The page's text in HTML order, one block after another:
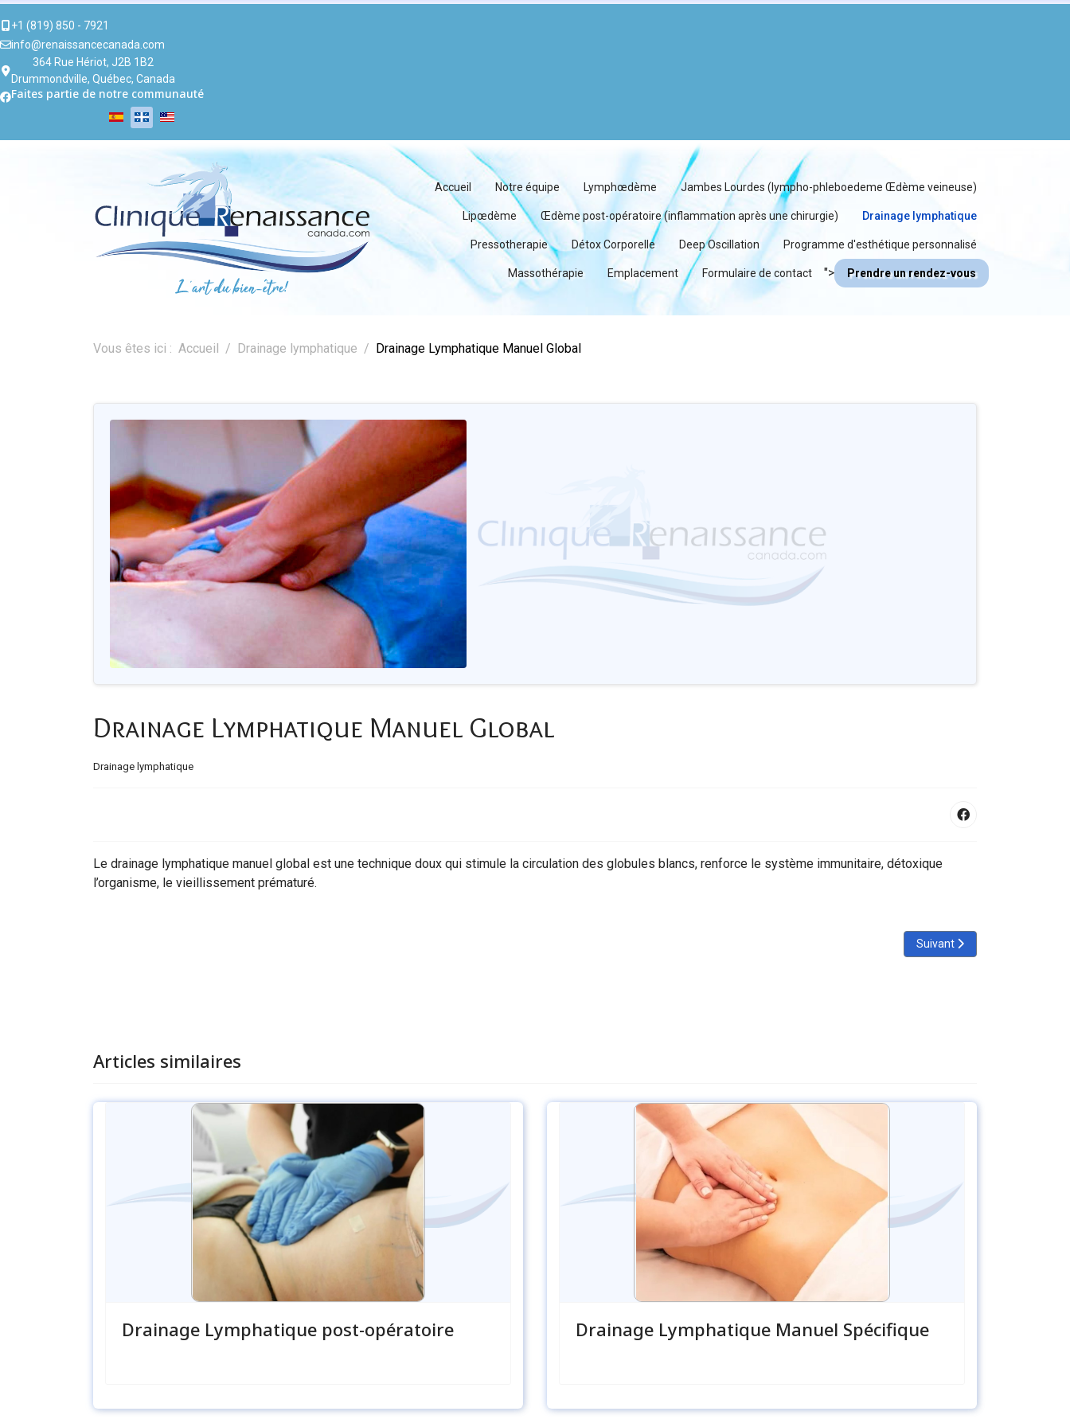
+1 (819) 850 - 7921
info@renaissancecanada.com
364 Rue Hériot, J2B 1B2
Drummondville, Québec, Canada
Faites partie de notre communauté
Accueil Notre équipe Lymphœdème Jambes Lourdes (lympho-phleboedeme Œdème veineuse)
Lipœdème Œdème post-opératoire (inflammation après une chirurgie) Drainage lymphatique
Pressotherapie Détox Corporelle Deep Oscillation Programme d'esthétique personnalisé
Massothérapie Emplacement Formulaire de contact "> Prendre un rendez-vous
Vous êtes ici : Accueil Drainage lymphatique Drainage Lymphatique Manuel Global
Drainage Lymphatique Manuel Global
Drainage lymphatique
Le drainage lymphatique manuel global est une technique doux qui stimule la circulation des globules blancs, renforce le système immunitaire, détoxique
l’organisme, le vieillissement prématuré.
Article suivant : Drainage
Suivant
Articles similaires
Drainage Lymphatique post-opératoire Drainage Lymphatique Manuel Spécifique